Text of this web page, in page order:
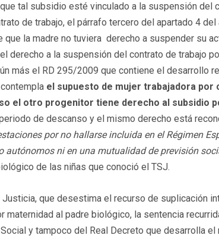
tal subsidio esté vinculado a la suspensión del
de trabajo, el párrafo tercero del apartado 4
la madre no tuviera derecho a suspender su
derecho a la suspensión del contrato de trabajo
más el RD 295/2009 que contiene el desarrollo
el supuesto de mujer trabajadora por
el otro progenitor tiene derecho al subsidio
de descanso y el mismo derecho está
por no hallarse incluida en el Régimen
autónomos ni en una mutualidad de previsión
de las niñas que conoció el TSJ.
Justicia, que desestima el recurso de suplicación
al padre biológico, la sentencia
y tampoco del Real Decreto que desarrolla